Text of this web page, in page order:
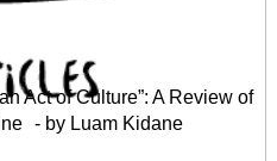
Act of Culture”: A Review of
- by Luam Kidane